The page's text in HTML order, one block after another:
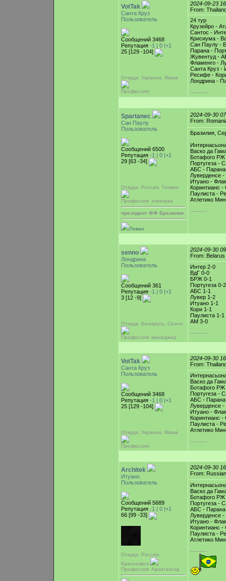
VotTak
Санта Круз
Пользователь
Сообщений 3468
Репутация -1 | 0 |+1
25 [129 -104]
Откуда: Украина, Мама
Профессия:
2024-09-23
From:
24 тур
Крузейро -
Сантос -
Крисиума -
Сан Паулу -
Парана -
Жувентуд -
Фламенго -
Санта Круз -
Ресифе -
Лондрина -
-----------
Spartanec
Сан Паулу
Пользователь
Сообщений 6500
Репутация -1 | 0 |+1
29 [63 -34]
Откуда: Россия, Тихвин
Профессия: электрик
президент ФФ Бразилии
Ливан
2024-09-30
From:
Бразилия,
Васко да
Ботафого РЖ
Португеза -
АБС -
Луверденсе
Итуано -
Коринтианс -
Паулиста -
Атлетико
-----------
senno
Лондрина
Пользователь
Сообщений 361
Репутация -1 | 0 |+1
3 [12 -9]
Откуда: Беларусь, Cенно
Профессия: менеджер
2024-09-30
From: Belarus
Интер 2-0
ВдГ 0-0
БРЖ 0-1
Португеза 0-2
АБС 1-1
Лувер 1-2
Итуано 1-1
Кори 1-1
Паулиста 1-1
АМ 3-0
-----------
VotTak
Санта Круз
Пользователь
Сообщений 3468
Репутация -1 | 0 |+1
25 [129 -104]
Откуда: Украина, Мама
Профессия:
2024-09-30
From:
Васко да
Ботафого РЖ
Португеза -
АБС - Парана
Луверденсе
Итуано -
Коринтианс -
Паулиста -
Атлетико
-----------
Architek
Итуано
Пользователь
Сообщений 5689
Репутация -1 | 0 |+1
66 [99 -33]
Откуда: Россия,
Красноярск
Профессия: Архитектор
2024-09-30
From:
Васко да
Ботафого РЖ
Португеза -
АБС - Парана
Луверденсе
Итуано -
Коринтианс -
Паулиста -
Атлетико
-----------